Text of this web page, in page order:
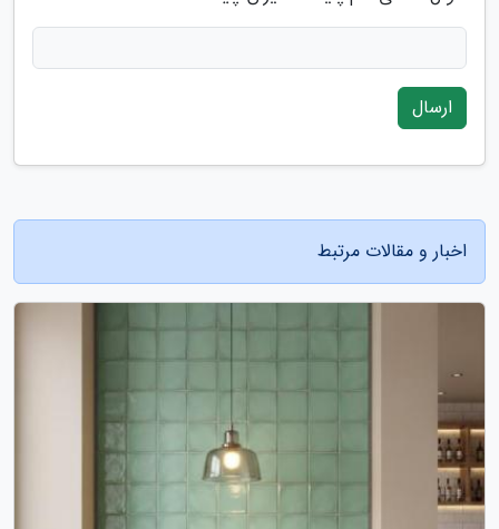
ارسال
اخبار و مقالات مرتبط